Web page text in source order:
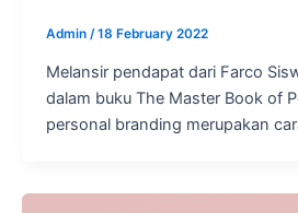
Admin /18 February 2022
Melansir pendapat dari Farco
dalam buku The Master Book of
personal branding merupakan